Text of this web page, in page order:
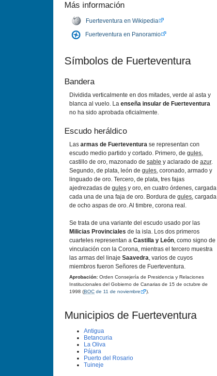
Más información
Fuerteventura en Wikipedia
Fuerteventura en Panoramio
Símbolos de Fuerteventura
Bandera
Dividida verticalmente en dos mitades, verde al asta y
blanca al vuelo. La enseña insular de Fuerteventura
no ha sido aprobada oficialmente.
Escudo heráldico
Las armas de Fuerteventura se representan con
escudo medio partido y cortado. Primero, de gules,
castillo de oro, mazonado de sable y aclarado de azur.
Segundo, de plata, león de gules, coronado, armado y
linguado de oro. Tercero, de plata, tres fajas
ajedrezadas de gules y oro, en cuatro órdenes, cargada
cada una de una faja de oro. Bordura de gules, cargada
de ocho aspas de oro. Al timbre, corona real.
Se trata de una variante del escudo usado por las
Milicias Provinciales de la isla. Los dos primeros
cuarteles representan a Castilla y León, como signo de
vinculación con la Corona, mientras el tercero muestra
las armas del linaje Saavedra, varios de cuyos
miembros fueron Señores de Fuerteventura.
Aprobación: Orden Consejería de Presidencia y Relaciones
Institucionales del Gobierno de Canarias de 15 de octubre de
1998 (BOC de 11 de noviembre ).
Municipios de Fuerteventura
Antigua
Betancuria
La Oliva
Pájara
Puerto del Rosario
Tuineje